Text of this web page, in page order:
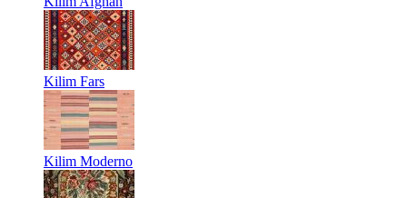
Kilim Fars
Kilim Moderno